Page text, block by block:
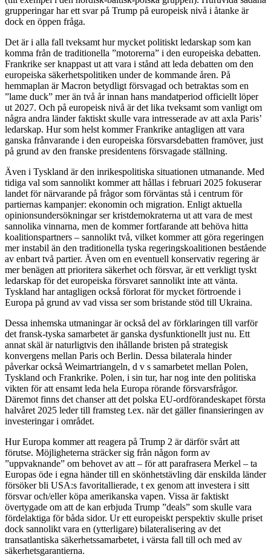
grupperingar har ett svar på Trump på europeisk nivå i åtanke är
dock en öppen fråga.
Det är i alla fall tveksamt hur mycket politiskt ledarskap som kan
komma från de traditionella ”motorerna” i den europeiska debatten.
Frankrike ser knappast ut att vara i stånd att leda debatten om den
europeiska säkerhetspolitiken under de kommande åren. På
hemmaplan är Macron betydligt försvagad och betraktas som en
”lame duck” mer än två år innan hans mandatperiod officiellt löper
ut 2027. Och på europeisk nivå är det lika tveksamt som vanligt om
några andra länder faktiskt skulle vara intresserade av att axla Paris’
ledarskap. Hur som helst kommer Frankrike antagligen att vara
ganska frånvarande i den europeiska försvarsdebatten framöver, just
på grund av den franske presidentens försvagade ställning.
Även i Tyskland är den inrikespolitiska situationen utmanande. Med
tidiga val som sannolikt kommer att hållas i februari 2025 fokuserar
landet för närvarande på frågor som förväntas stå i centrum för
partiernas kampanjer: ekonomin och migration. Enligt aktuella
opinionsundersökningar ser kristdemokraterna ut att vara de mest
sannolika vinnarna, men de kommer fortfarande att behöva hitta
koalitionspartners – sannolikt två, vilket kommer att göra regeringen
mer instabil än den traditionella tyska regeringskoalitionen bestående
av enbart två partier. Även om en eventuell konservativ regering är
mer benägen att prioritera säkerhet och försvar, är ett verkligt tyskt
ledarskap för det europeiska försvaret sannolikt inte att vänta.
Tyskland har antagligen också förlorat för mycket förtroende i
Europa på grund av vad vissa ser som bristande stöd till Ukraina.
Dessa inhemska utmaningar är också del av förklaringen till varför
det fransk-tyska samarbetet är ganska dysfunktionellt just nu. Ett
annat skäl är naturligtvis den ihållande bristen på strategisk
konvergens mellan Paris och Berlin. Dessa bilaterala hinder
påverkar också Weimartriangeln, d v s samarbetet mellan Polen,
Tyskland och Frankrike. Polen, i sin tur, har nog inte den politiska
vikten för att ensamt leda hela Europa rörande försvarsfrågor.
Däremot finns det chanser att det polska EU-ordförandeskapet första
halvåret 2025 leder till framsteg t.ex. när det gäller finansieringen av
investeringar i området.
Hur Europa kommer att reagera på Trump 2 är därför svårt att
förutse. Möjligheterna sträcker sig från någon form av
”uppvaknande” om behovet av att – för att parafrasera Merkel – ta
Europas öde i egna händer till en skönhetstävling där enskilda länder
försöker bli USA:s favoritallierade, t ex genom att investera i sitt
försvar och/eller köpa amerikanska vapen. Vissa är faktiskt
övertygade om att de kan erbjuda Trump ”deals” som skulle vara
fördelaktiga för båda sidor. Ur ett europeiskt perspektiv skulle priset
dock sannolikt vara en (ytterligare) bilateralisering av det
transatlantiska säkerhetssamarbetet, i värsta fall till och med av
säkerhetsgarantierna.